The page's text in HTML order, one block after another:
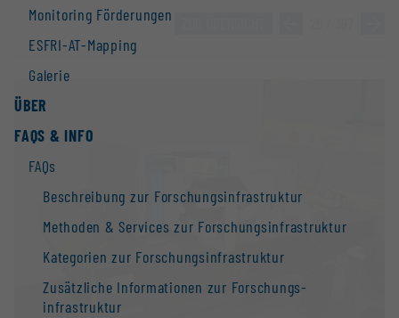
Monitoring Förderungen
ESFRI-AT-Mapping
Galerie
ÜBER
FAQS & INFO
FAQs
Beschreibung zur Forschungs­infrastruktur
Methoden & Services zur Forschungs­infrastruktur
Kategorien zur Forschungs­infrastruktur
Zusätzliche Informationen zur Forschungs­
infrastruktur